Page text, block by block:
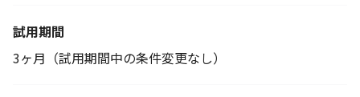
試用期間
3ヶ月（試用期間中の条件変更なし）